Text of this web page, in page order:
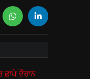
ਛਾਪੇ ਦੌਰਾਨ